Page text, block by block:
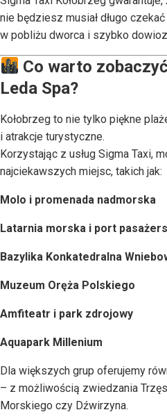
nie będziesz musiał długo
w pobliżu dworca i szybko
Co warto
Leda Spa?
Kołobrzeg to nie tylko piękne
i atrakcje turystyczne.
Korzystając z usług Sigma Taxi,
najciekawszych miejsc, takich jak:
Molo i promenada nadmorska
Latarnia morska i port
Bazylika Konkatedralna
Muzeum Oręża Polskiego
Amfiteatr i park zdrojowy
Aquapark Millenium
Dla większych grup oferujemy
– z możliwością zwiedzania
Morskiego czy Dźwirzyna.